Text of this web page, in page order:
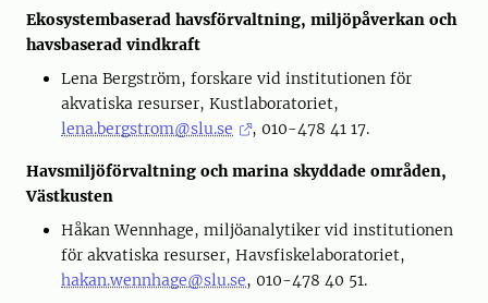
Ekosystembaserad havsförvaltning, miljöpåverkan och
havsbaserad vindkraft
Lena Bergström, forskare vid institutionen för
akvatiska resurser, Kustlaboratoriet,
lena.bergstrom@slu.se
, 010-478 41 17.
Havsmiljöförvaltning och marina skyddade områden,
Västkusten
Håkan Wennhage, miljöanalytiker vid institutionen
för akvatiska resurser, Havsfiskelaboratoriet,
hakan.wennhage@slu.se, 010-478 40 51.